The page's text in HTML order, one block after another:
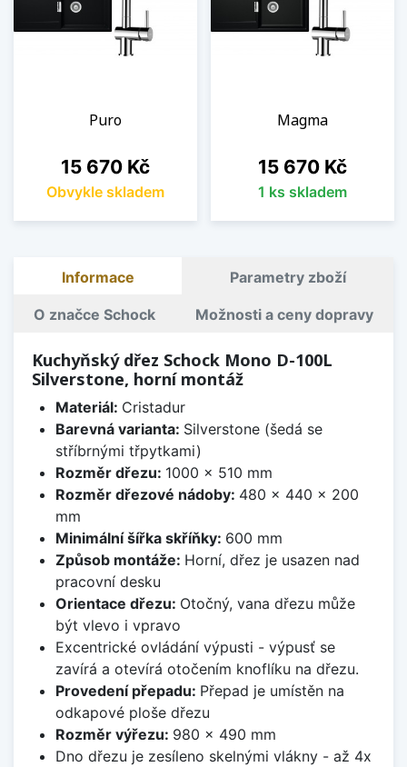
Puro
Cena
15 670 Kč
Obvykle skladem
Magma
Cena
15 670 Kč
1 ks skladem
Informace Parametry zboží
O značce Schock Možnosti a ceny dopravy
Kuchyňský dřez Schock Mono D-100L
Silverstone, horní montáž
Materiál: Cristadur
Barevná varianta: Silverstone (šedá se
stříbrnými třpytkami)
Rozměr dřezu: 1000 x 510 mm
Rozměr dřezové nádoby: 480 x 440 x 200
mm
Minimální šířka skříňky: 600 mm
Způsob montáže: Horní, dřez je usazen nad
pracovní desku
Orientace dřezu: Otočný, vana dřezu může
být vlevo i vpravo
Excentrické ovládání výpusti - výpusť se
zavírá a otevírá otočením knoflíku na dřezu.
Provedení přepadu: Přepad je umístěn na
odkapové ploše dřezu
Rozměr výřezu: 980 x 490 mm
Dno dřezu je zesíleno skelnými vlákny - až 4x